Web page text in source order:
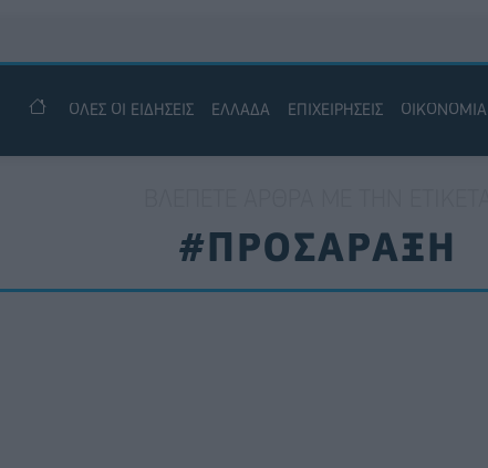
ΟΛΕΣ ΟΙ ΕΙΔΗΣΕΙΣ ΕΛΛΑΔΑ ΕΠΙΧΕΙΡΗΣΕΙΣ ΟΙΚΟΝΟΜΙΑ
#ΠΡΟΣΑΡΑΞΗ